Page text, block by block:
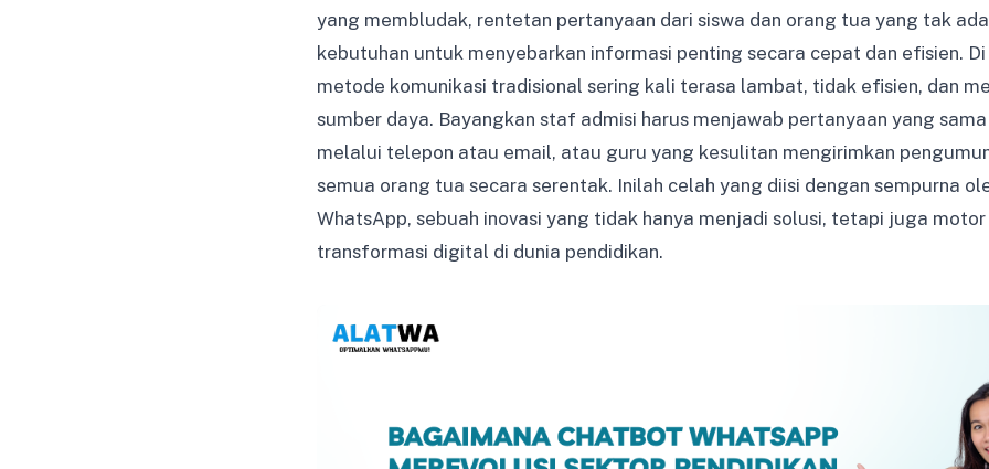
yang membludak, rentetan pertanyaan dari siswa dan orang tua yang tak
kebutuhan untuk menyebarkan informasi penting secara cepat dan efisien.
metode komunikasi tradisional sering kali terasa lambat, tidak efisien, dan
sumber daya. Bayangkan staf admisi harus menjawab pertanyaan yang
melalui telepon atau email, atau guru yang kesulitan mengirimkan
semua orang tua secara serentak. Inilah celah yang diisi dengan sempurna
WhatsApp, sebuah inovasi yang tidak hanya menjadi solusi, tetapi juga
transformasi digital di dunia pendidikan.